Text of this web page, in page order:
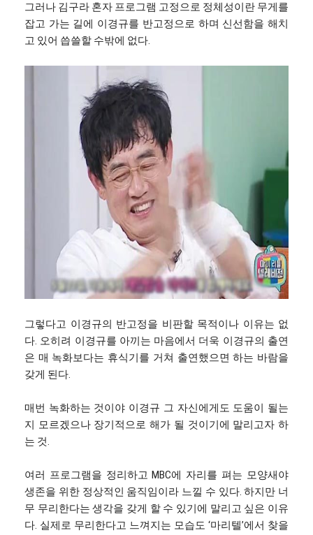
그러나 김구라 혼자 프로그램 고정으로 정체성이란 무게를
잡고 가는 길에 이경규를 반고정으로 하며 신선함을 해치
고 있어 씁쓸할 수밖에 없다.
그렇다고 이경규의 반고정을 비판할 목적이나 이유는 없
다. 오히려 이경규를 아끼는 마음에서 더욱 이경규의 출연
은 매 녹화보다는 휴식기를 거쳐 출연했으면 하는 바람을
갖게 된다.
매번 녹화하는 것이야 이경규 그 자신에게도 도움이 될는
지 모르겠으나 장기적으로 해가 될 것이기에 말리고자 하
는 것.
여러 프로그램을 정리하고 MBC에 자리를 펴는 모양새야
생존을 위한 정상적인 움직임이라 느낄 수 있다. 하지만 너
무 무리한다는 생각을 갖게 할 수 있기에 말리고 싶은 이유
다. 실제로 무리한다고 느껴지는 모습도 ‘마리텔’에서 찾을